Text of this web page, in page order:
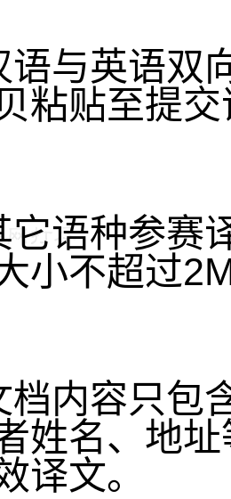
语与英语
粘贴至提
它语种参
小不超过
档内容只
姓名、地
译文。